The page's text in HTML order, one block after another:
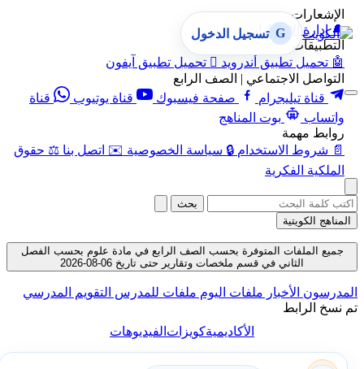
الإشعارات
🔔 إدارة الإشعارات
التطبيقات
🤖 تحميل تطبيق أندرويد  تحميل تطبيق آيفون
التواصل الاجتماعي | الصف الرابع
قناة تيليجرام
صفحة فيسبوك قناة يوتيوب
قناة
واتساب
بوت المناهج
روابط مهمة
📄 شروط الاستخدام 🔒 سياسة الخصوصية ✉️ اتصل بنا ⚖️ حقوق
الملكية الفكرية
G تسجيل الدخول
بحث
المناهج الكويتية
جميع الملفات المتوفرة بحسب الصف الرابع في مادة علوم بحسب الفصل
الثاني في قسم ملخصات وتقارير حتى تاريخ 06-08-2026
المدرسون الأخبار ملفات اليوم ملفات للمدرس التقويم المدرسي
تم نسخ الرابط
الأكاديميةكويزاتالفيديوهات